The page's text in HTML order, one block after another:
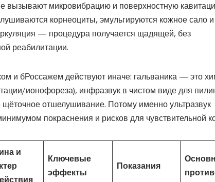
вызывают микровибрацию и поверхностную
корнеоциты, эмульгируются кожное сало и
— процедура получается щадящей, без
реабилитации.
и бРоссажем действуют иначе: гальваника — это
ионофореза), инфразвук в чистом виде для
отшелушивание. Потому именно ультразвук
покраснения и рисков для чувствительной
и
Ключевые
эффекты
Показания